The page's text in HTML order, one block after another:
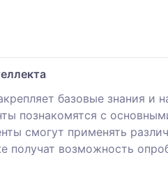
базовые знания и
познакомятся с
смогут применять
получат возможность